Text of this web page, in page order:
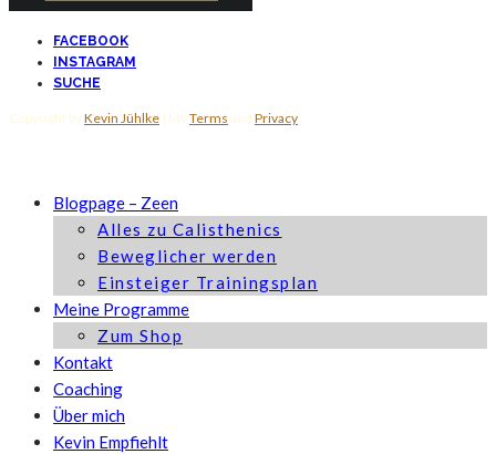
FACEBOOK
INSTAGRAM
SUCHE
Copyright byKevin Jühlke | MyTerms and Privacy
Blogpage – Zeen
Alles zu Calisthenics
Beweglicher werden
Einsteiger Trainingsplan
Meine Programme
Zum Shop
Kontakt
Coaching
Über mich
Kevin Empfiehlt